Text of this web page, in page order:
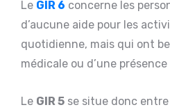
Le GIR 6 concerne les
d’aucune aide pour les
quotidienne, mais qui ont
médicale ou d’une
Le GIR 5 se situe donc